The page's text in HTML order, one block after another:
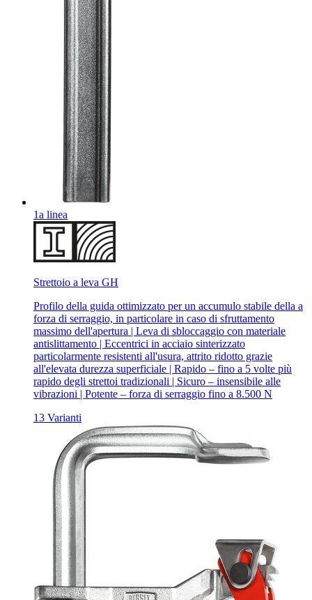
1a linea
Strettoio a leva GH
Profilo della guida ottimizzato per un accumulo stabile della a
forza di serraggio, in particolare in caso di sfruttamento
massimo dell'apertura | Leva di sbloccaggio con materiale
antislittamento | Eccentrici in acciaio sinterizzato
particolarmente resistenti all'usura, attrito ridotto grazie
all'elevata durezza superficiale | Rapido – fino a 5 volte più
rapido degli strettoi tradizionali | Sicuro – insensibile alle
vibrazioni | Potente – forza di serraggio fino a 8.500 N
13 Varianti